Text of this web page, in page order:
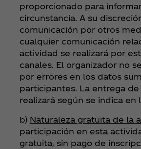
proporcionado para
circunstancia. A su
comunicación por otros
cualquier comunicación
actividad se realizará por
canales. El organizador no
por errores en los datos
participantes. La entrega
realizará según se indica en
b) Naturaleza gratuita de la
participación en esta
gratuita, sin pago de